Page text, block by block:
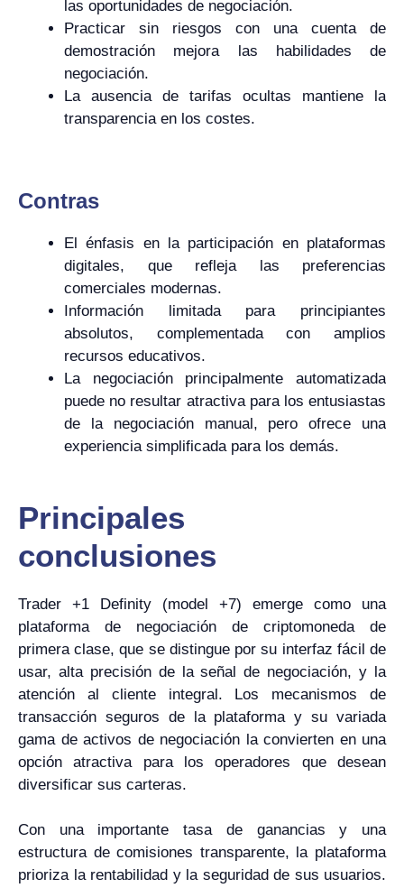
las oportunidades de negociación.
Practicar sin riesgos con una cuenta de
demostración mejora las habilidades de
negociación.
La ausencia de tarifas ocultas mantiene la
transparencia en los costes.
Contras
El énfasis en la participación en plataformas
digitales, que refleja las preferencias
comerciales modernas.
Información limitada para principiantes
absolutos, complementada con amplios
recursos educativos.
La negociación principalmente automatizada
puede no resultar atractiva para los entusiastas
de la negociación manual, pero ofrece una
experiencia simplificada para los demás.
Principales
conclusiones
Trader +1 Definity (model +7) emerge como una
plataforma de negociación de criptomoneda de
primera clase, que se distingue por su interfaz fácil de
usar, alta precisión de la señal de negociación, y la
atención al cliente integral. Los mecanismos de
transacción seguros de la plataforma y su variada
gama de activos de negociación la convierten en una
opción atractiva para los operadores que desean
diversificar sus carteras.
Con una importante tasa de ganancias y una
estructura de comisiones transparente, la plataforma
prioriza la rentabilidad y la seguridad de sus usuarios.